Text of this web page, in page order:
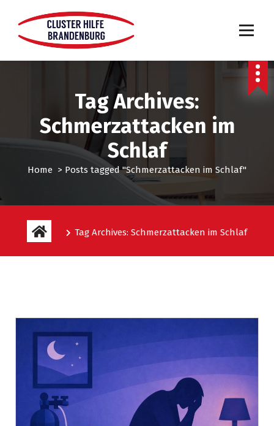
Tag Archives:
Schmerzattacken im
Schlaf
Home > Posts tagged "Schmerzattacken im Schlaf"
Tag Archives: Schmerzattacken im Schlaf